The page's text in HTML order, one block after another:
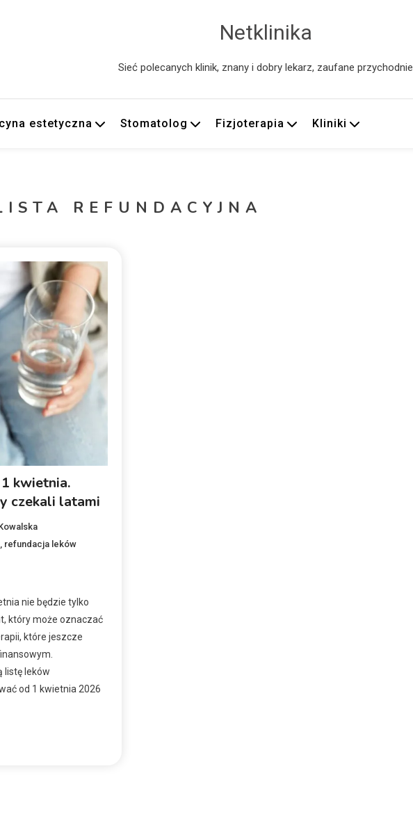
Netklinika
Sieć polecanych klinik, znany i dobry lekarz, zaufane przychodnie
estetyczna Stomatolog Fizjoterapia Kliniki
REFUNDACYJNA
kwietnia.
czekali latami
refundacja leków
nie będzie tylko
który może oznaczać
które jeszcze
listę leków
od 1 kwietnia 2026